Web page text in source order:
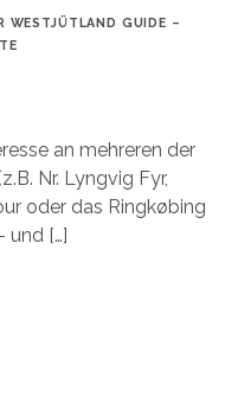
WESTJÜTLAND GUIDE –
an mehreren der
Nr. Lyngvig Fyr,
oder das Ringkøbing
und […]